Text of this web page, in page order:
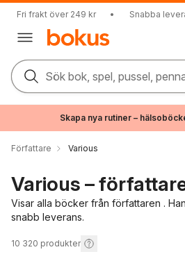
Fri frakt över 249 kr • Snabba
Sök bok, spel, pussel,
Skapa nya rutiner –
Författare Various
Various –
Visar alla böcker från författaren .
snabb leverans.
10 320 produkter